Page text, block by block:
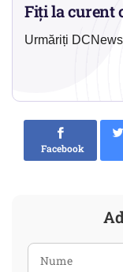
Fiți la curent
Urmăriți
Facebook